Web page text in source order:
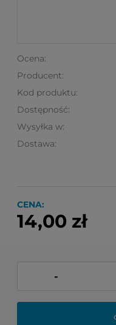
Ocena:
Producent:
Kod produktu:
Dostępność:
Wysyłka w:
Dostawa:
Cena nie zawiera
CENA:
14,00 zł
-